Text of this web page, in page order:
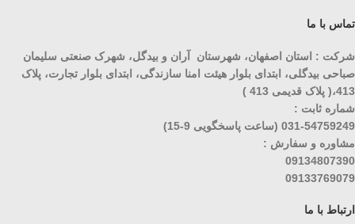
تماس با ما
شرکت : استان اصفهان، شهرستان آران و بیدگل، شهرک صنعتی سلیمان
صباحی بیدگلی، ابتدای بلوار هیئت امنا سازندگی، ابتدای بلوار تجارت، پلاک
413،( پلاک قدیمی 413 )
شماره ثابت :
031-54759249 (ساعت پاسخگویی 9-15)
مشاوره و سفارش :
09134807390
09133769079
ارتباط با ما